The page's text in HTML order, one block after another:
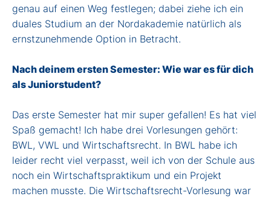
genau auf einen Weg festlegen; dabei ziehe ich ein
duales Studium an der Nordakademie natürlich als
ernstzunehmende Option in Betracht.
Nach deinem ersten Semester: Wie war es für dich
als Juniorstudent?
Das erste Semester hat mir super gefallen! Es hat viel
Spaß gemacht! Ich habe drei Vorlesungen gehört:
BWL, VWL und Wirtschaftsrecht. In BWL habe ich
leider recht viel verpasst, weil ich von der Schule aus
noch ein Wirtschaftspraktikum und ein Projekt
machen musste. Die Wirtschaftsrecht-Vorlesung war